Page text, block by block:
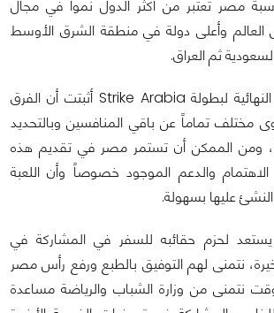
مصر تعتبر من أكثر الدول نمواً في مجال
العالم وأعلى دولة في منطقة الشرق الأوسط
ثم العراق.
في الحقيقة المباراة النهائية لبطولة Strike Arabia أثبتت أن الفرق
مختلف تماماً عن باقي المنافسين وبالتحديد
في لعبة Valorant، ومن الممكن أن تستمر مصر في تقديم هذه
والدعم الموجود خصوصاً وأن اللعبة
عليها بسهولة.
لحزم حقائبه للسفر في المشاركة في
نتمنى لهم التوفيق بالطبع ورفع رأس مصر
نتمنى من وزارة الشباب والرياضة مساعدة